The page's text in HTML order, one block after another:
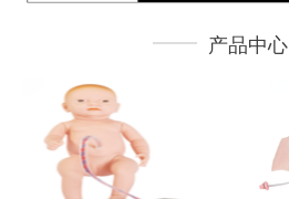
产品中心